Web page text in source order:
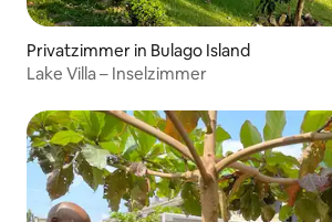
Privatzimmer in Bulago Island
Lake Villa – Inselzimmer